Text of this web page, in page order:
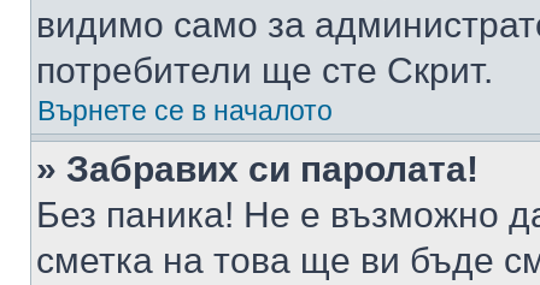
видимо само за
потребители ще сте Скрит.
Върнете се в началото
» Забравих си паролата!
Без паника! Не е възможно
сметка на това ще ви бъде